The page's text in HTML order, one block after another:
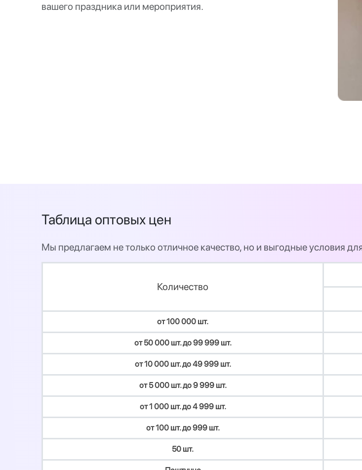
вашего праздника или мероприятия.
Таблица оптовых цен
Мы предлагаем не только отличное качество, но и выгодные условия
Количество
от 100 000 шт.
от 50 000 шт. до 99 999 шт.
от 10 000 шт. до 49 999 шт.
от 5 000 шт. до 9 999 шт.
от 1 000 шт. до 4 999 шт.
от 100 шт. до 999 шт.
50 шт.